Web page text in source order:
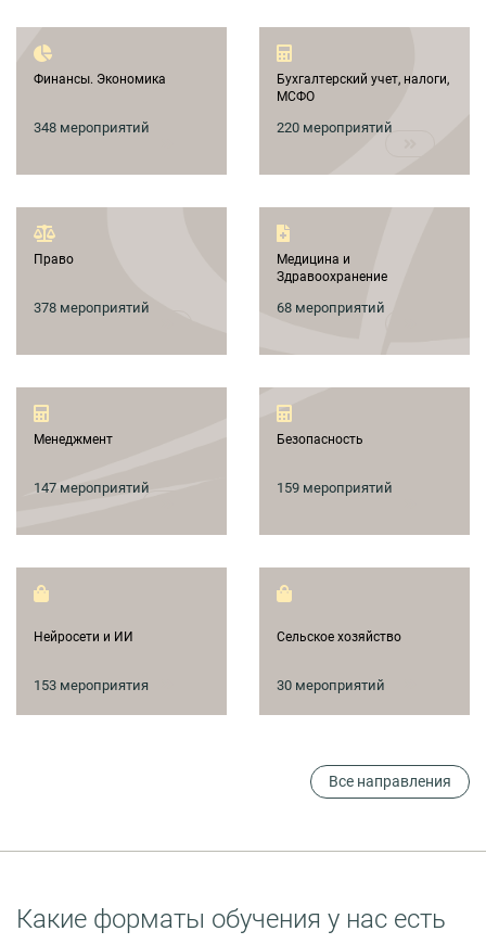
Финансы. Экономика
348 мероприятий
Бухгалтерский учет, налоги,
МСФО
220 мероприятий
Право
378 мероприятий
Медицина и
Здравоохранение
68 мероприятий
Менеджмент
147 мероприятий
Безопасность
159 мероприятий
Нейросети и ИИ
153 мероприятия
Сельское хозяйство
30 мероприятий
Все направления
Какие форматы обучения у нас есть